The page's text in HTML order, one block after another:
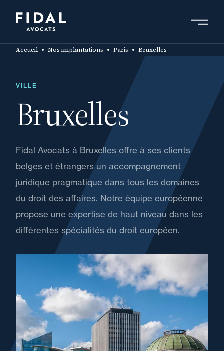
contenu
principal
Accueil Nos implantations Paris Bruxelles
VILLE
Bruxelles
Fidal Avocats à Bruxelles offre à ses clients
belges et étrangers un accompagnement
juridique pragmatique dans tous les domaines
du droit des affaires. Notre équipe européenne
propose une expertise de haut niveau dans les
différentes spécialités du droit européen.